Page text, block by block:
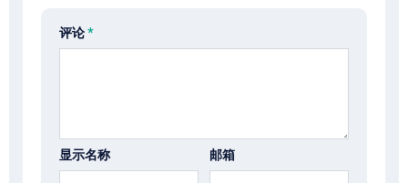
评论*
显示名称 邮箱